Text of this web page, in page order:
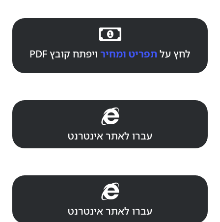
לחץ עלתפריט ומחיר ויפתח קובץ PDF
עברו לאתר אינטרנט
עברו לאתר אינטרנט